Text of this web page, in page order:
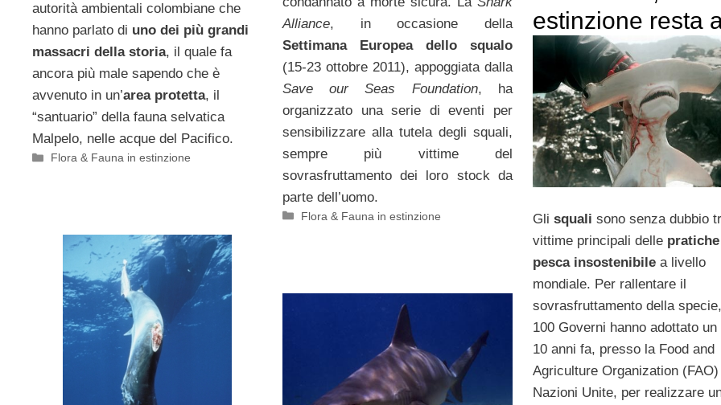
autorità ambientali colombiane che
hanno parlato di uno dei più grandi
massacri della storia, il quale fa
ancora più male sapendo che è
avvenuto in un’area protetta, il
“santuario” della fauna selvatica
Malpelo, nelle acque del Pacifico.
Categorie
Flora & Fauna in estinzione
Alliance, in occasione della
Settimana Europea dello squalo
(15-23 ottobre 2011), appoggiata dalla
Save our Seas Foundation, ha
organizzato una serie di eventi per
sensibilizzare alla tutela degli squali,
sempre più vittime del
sovrasfruttamento dei loro stock da
parte dell’uomo.
Categorie
Flora & Fauna in estinzione
estinzione resta
Gli squali sono senza dubbio
vittime principali delle
pesca insostenibilea livello
mondiale. Per rallentare il
sovrasfruttamento della
100 Governi hanno adottato un
10 anni fa, presso la Food and
Agriculture Organization
Nazioni Unite, per realizzare